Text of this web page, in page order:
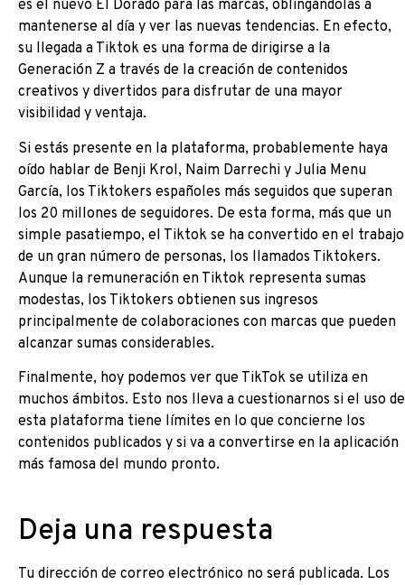
es el nuevo El Dorado para las marcas, oblingándolas a
mantenerse al día y ver las nuevas tendencias. En efecto,
su llegada a Tiktok es una forma de dirigirse a la
Generación Z a través de la creación de contenidos
creativos y divertidos para disfrutar de una mayor
visibilidad y ventaja.
Si estás presente en la plataforma, probablemente haya
oído hablar de Benji Krol, Naim Darrechi y Julia Menu
García, los Tiktokers españoles más seguidos que superan
los 20 millones de seguidores. De esta forma, más que un
simple pasatiempo, el Tiktok se ha convertido en el trabajo
de un gran número de personas, los llamados Tiktokers.
Aunque la remuneración en Tiktok representa sumas
modestas, los Tiktokers obtienen sus ingresos
principalmente de colaboraciones con marcas que pueden
alcanzar sumas considerables.
Finalmente, hoy podemos ver que TikTok se utiliza en
muchos ámbitos. Esto nos lleva a cuestionarnos si el uso de
esta plataforma tiene límites en lo que concierne los
contenidos publicados y si va a convertirse en la aplicación
más famosa del mundo pronto.
Deja una respuesta
Tu dirección de correo electrónico no será publicada. Los